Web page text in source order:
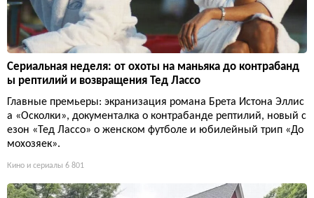
Сериальная неделя: от охоты на маньяка до контрабанд
ы рептилий и возвращения Тед Лассо
Главные премьеры: экранизация романа Брета Истона Эллис
а «Осколки», документалка о контрабанде рептилий, новый с
езон «Тед Лассо» о женском футболе и юбилейный трип «До
мохозяек».
Кино и сериалы 6 801